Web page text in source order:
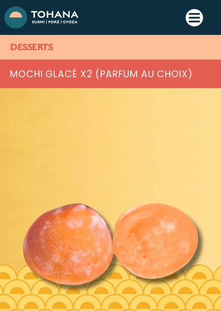
DESSERTS
MOCHI GLACÉ X2 (PARFUM AU CHOIX)